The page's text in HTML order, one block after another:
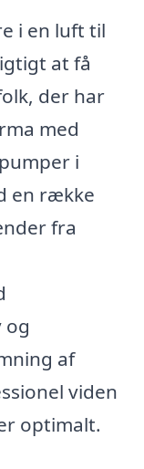
i en luft til
at få
der har
med
i
en række
fra
og
af
viden
optimalt.